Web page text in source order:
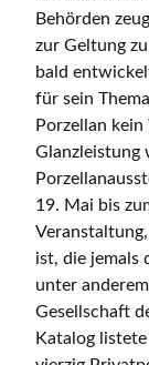
Behörden
zur Geltung
bald
für sein
Porzellan
Glanzleistung
19. Mai bis
ist, die jemals
unter
Gesellschaft
Katalog